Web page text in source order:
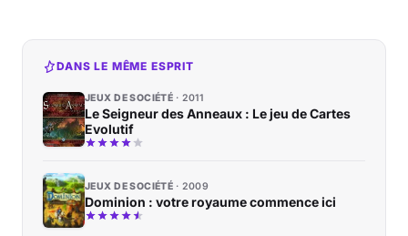
DANS LE MÊME ESPRIT
JEUX DE SOCIÉTÉ 2011
Le Seigneur des Anneaux : Le jeu de Cartes
Evolutif
JEUX DE SOCIÉTÉ 2009
Dominion : votre royaume commence ici